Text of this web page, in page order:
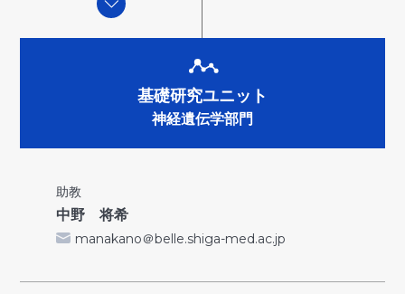
基礎研究ユニット
神経遺伝学部門
助教
中野 将希
manakano＠belle.shiga-med.ac.jp